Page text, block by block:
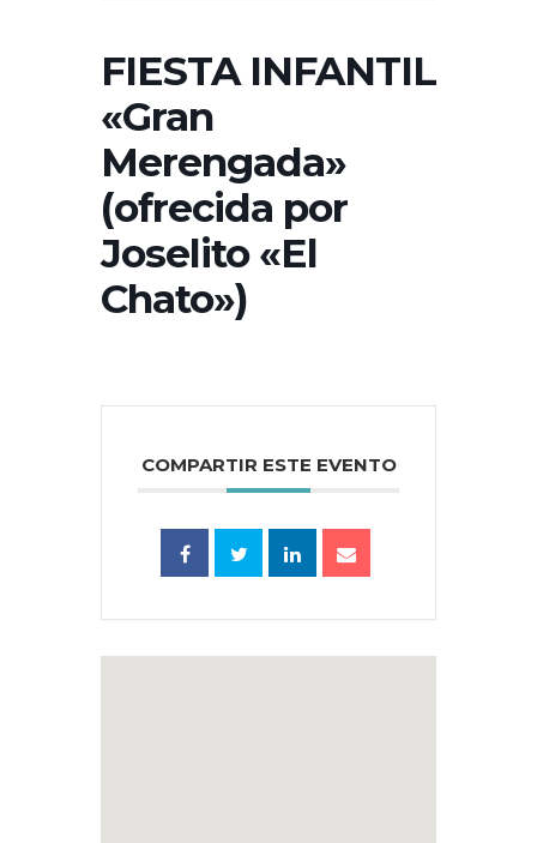
FIESTA INFANTIL
«Gran
Merengada»
(ofrecida por
Joselito «El
Chato»)
COMPARTIR ESTE EVENTO